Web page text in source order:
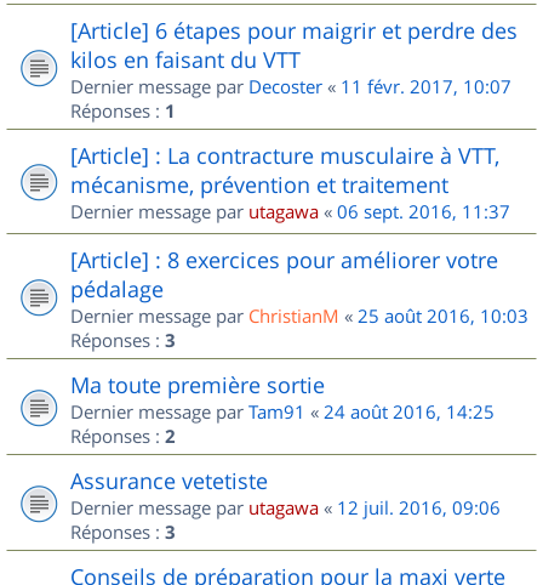
[Article] 6 étapes pour maigrir et perdre des
kilos en faisant du VTT
Dernier message par Decoster « 11 févr. 2017, 10:07
Réponses : 1
[Article] : La contracture musculaire à VTT,
mécanisme, prévention et traitement
Dernier message par utagawa « 06 sept. 2016, 11:37
[Article] : 8 exercices pour améliorer votre
pédalage
Dernier message par ChristianM « 25 août 2016, 10:03
Réponses : 3
Ma toute première sortie
Dernier message par Tam91 « 24 août 2016, 14:25
Réponses : 2
Assurance vetetiste
Dernier message par utagawa « 12 juil. 2016, 09:06
Réponses : 3
Conseils de préparation pour la maxi verte